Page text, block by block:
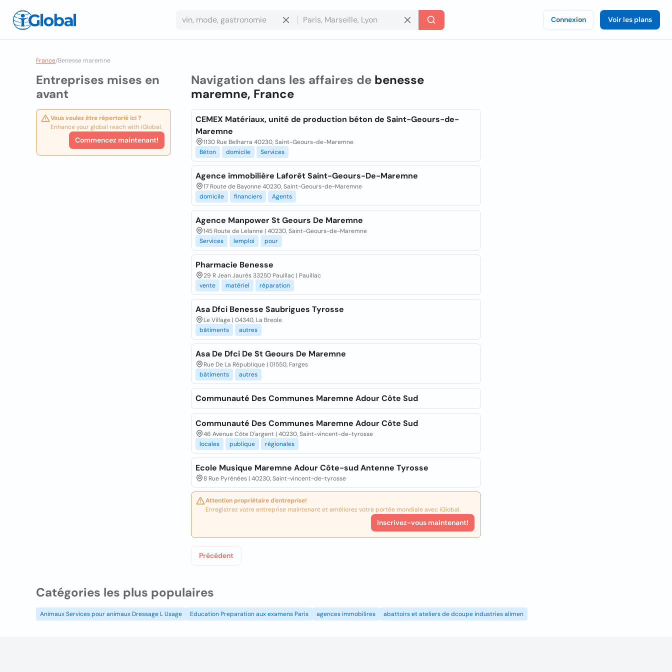
Connexion Voir les plans
France/Benesse maremne
Entreprises mises en
avant
Vous voulez être répertorié ici ?
Enhance your global reach with iGlobal.
Commencez maintenant!
Navigation dans les affaires de benesse
maremne, France
CEMEX Matériaux, unité de production béton de Saint-Geours-de-
Maremne
1130 Rue Belharra 40230, Saint-Geours-de-Maremne
Béton
domicile Services
Agence immobilière Laforêt Saint-Geours-De-Maremne
17 Route de Bayonne 40230, Saint-Geours-de-Maremne
domicile
financiers Agents
Agence Manpower St Geours De Maremne
145 Route de Lelanne | 40230, Saint-Geours-de-Maremne
Services
lemploi pour
Pharmacie Benesse
29 R Jean Jaurès 33250 Pauillac | Pauillac
vente
matériel réparation
Asa Dfci Benesse Saubrigues Tyrosse
Le Village | 04340, La Breole
bâtiments
autres
Asa De Dfci De St Geours De Maremne
Rue De La République | 01550, Farges
bâtiments
autres
Communauté Des Communes Maremne Adour Côte Sud
Communauté Des Communes Maremne Adour Côte Sud
46 Avenue Côte D'argent | 40230, Saint-vincent-de-tyrosse
locales
publique régionales
Ecole Musique Maremne Adour Côte-sud Antenne Tyrosse
8 Rue Pyrénées | 40230, Saint-vincent-de-tyrosse
Attention propriétaire d'entreprise!
Enregistrez votre entreprise maintenant et améliorez votre portée mondiale avec iGlobal.
Inscrivez-vous maintenant!
Précédent
Catégories les plus populaires
Animaux Services pour animaux Dressage L Usage Education Preparation aux examens Paris agences immobilires abattoirs et ateliers de dcoupe industries alimen